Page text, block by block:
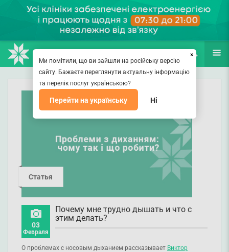
(067) 127-03-03
ПОИСК ЕЩЁ
Статья
03
Февраля
Почему мне трудно дышать и что с
этим делать?
О проблемах с носовым дыханием рассказывает Виктор
×
Ми помітили, що ви зайшли на російську версію
сайту. Бажаєте переглянути актуальну інформацію
та перелік послуг українською?
Перейти на українську Ні